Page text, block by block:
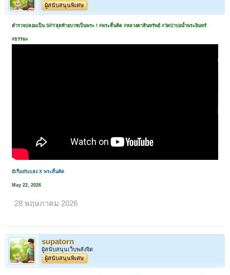
ผู้สนับสนุนพิเศษ
ตำรวจปลอมเป็น SPYสุดท้ายบวชเป็นพระ ! #พระสิ้นคิด #หลวงตาสินทรัพย์ #วัดป่าบ่อน้ำพระอินทร์
#ธรรมะ
มีเรื่องกับแสง X พระสิ้นคิด
May 22, 2026
28 พฤษภาคม 2026
supatorn
ผู้สนับสนุนเว็บพลังจิต
ผู้สนับสนุนพิเศษ